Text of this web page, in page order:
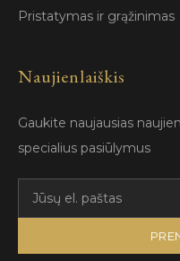
Pristatymas ir grąžinimas
Naujienlaiškis
Gaukite naujausias
specialius pasiūlymus